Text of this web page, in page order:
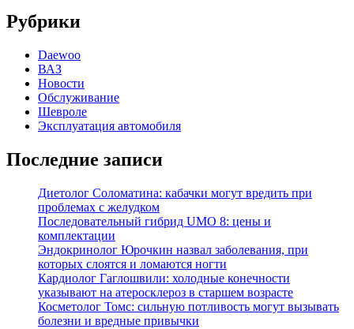
Рубрики
Daewoo
ВАЗ
Новости
Обслуживание
Шевроле
Эксплуатация автомобиля
Последние записи
Диетолог Соломатина: кабачки могут вредить при
проблемах с желудком
Последовательный гибрид UMO 8: цены и
комплектации
Эндокринолог Юрочкин назвал заболевания, при
которых слоятся и ломаются ногти
Кардиолог Гаглошвили: холодные конечности
указывают на атеросклероз в старшем возрасте
Косметолог Томс: сильную потливость могут вызывать
болезни и вредные привычки